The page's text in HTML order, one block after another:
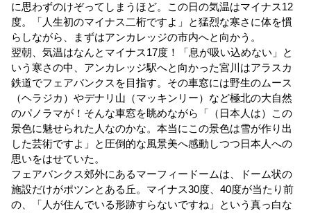
に思わずのけぞってしまうほど。この日の気温はマイナス12
度。「人生初のマイナス二桁ですよ」と猛烈な寒さに体を慣
らしながら、まずはアンカレッジの市内へと向かう。
翌朝、気温はなんとマイナス17度！「息が吸い込めない」と
いう寒さの中、アンカレッジ駅へと向かった宮川はアラスカ
鉄道でフェアバンクスを目指す。その車窓には野生のムース
（ヘラジカ）やデナリ山（マッキンリー）など極北の大自然
のパノラマが！そんな車窓を眺めながら「（日本人は）この
景色に魅せられた人なのかな。本当にこの景色は雪が作り出
した芸術ですよ」と圧倒的な風景美へ感動しつつ日本人への
思いをはせていた。
フェアバンクス郊外にあるマーフィードームは、ドーム状の
施設だけがポツンとある丘。マイナス30度、40度が当たり前
の、「人が住んでいる形跡すらないですね」という真っ白な